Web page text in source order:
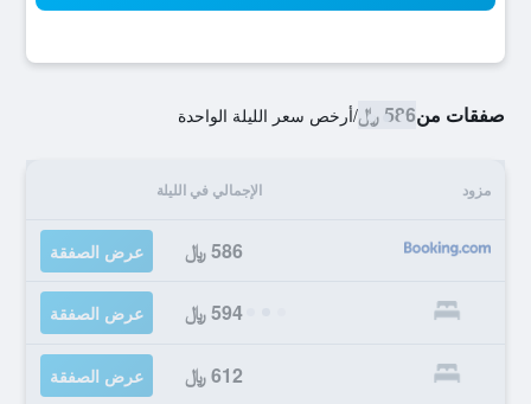
صفقات من586 ﷼ /أرخص سعر الليلة الواحدة
مزود الإجمالي في الليلة
586 ﷼ عرض الصفقة
594 ﷼ عرض الصفقة
612 ﷼ عرض الصفقة